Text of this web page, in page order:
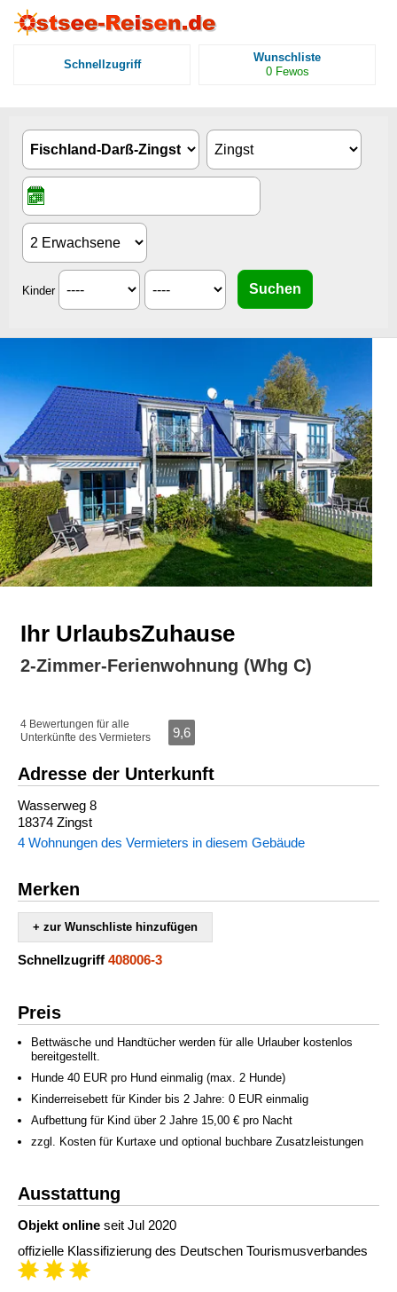
Schnellzugriff
Wunschliste
0 Fewos
Kinder
Ihr UrlaubsZuhause
2-Zimmer-Ferienwohnung (Whg C)
4 Bewertungen für alle
Unterkünfte des Vermieters
9,6
Adresse der Unterkunft
Wasserweg 8
18374 Zingst
4 Wohnungen des Vermieters in diesem Gebäude
Merken
+ zur Wunschliste hinzufügen
Schnellzugriff 408006-3
Preis
Bettwäsche und Handtücher werden für alle Urlauber kostenlos
bereitgestellt.
Hunde 40 EUR pro Hund einmalig (max. 2 Hunde)
Kinderreisebett für Kinder bis 2 Jahre: 0 EUR einmalig
Aufbettung für Kind über 2 Jahre 15,00 € pro Nacht
zzgl. Kosten für Kurtaxe und optional buchbare Zusatzleistungen
Ausstattung
Objekt online seit Jul 2020
offizielle Klassifizierung des Deutschen Tourismusverbandes